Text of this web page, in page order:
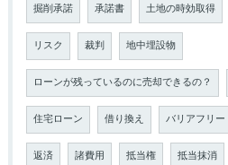
掘削承諾 承諾書 土地の時効取得
リスク 裁判 地中埋設物
ローンが残っているのに売却できるの？
住宅ローン 借り換え バリアフリー
返済 諸費用 抵当権 抵当抹消